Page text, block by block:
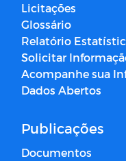
Licitações
Glossário
Relatório
Solicitar
Acompanhe sua
Dados Abertos
Publicações
Documentos